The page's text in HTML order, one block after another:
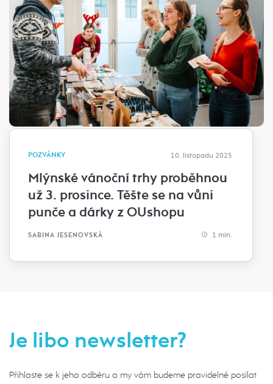
POZVÁNKY 10. listopadu 2025
Mlýnské vánoční trhy proběhnou
už 3. prosince. Těšte se na vůni
punče a dárky z OUshopu
SABINA JESENOVSKÁ 1 min.
Je libo newsletter?
Přihlaste se k jeho odběru a my vám budeme pravidelně posílat